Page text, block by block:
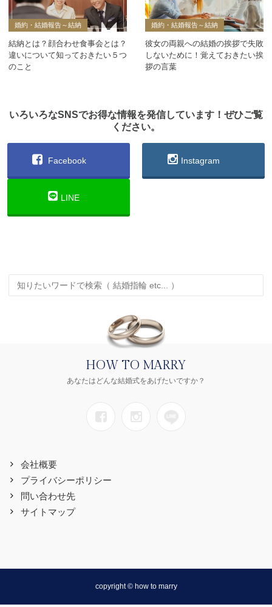
婚約・結婚報告～結納
結納とは？顔合わせ食事会とは？
違いについて知っておきたい５つ
のこと
婚約・結婚報告～結納
彼女の両親への結婚の挨拶で失敗
しないために！覚えておきたい挨
拶の言葉
いろいろなSNSでお得な情報を発信しています！ぜひご覧
ください。
Facebook Instagram
LINE
HOW TO MARRY
あなたはどんな結婚式をあげたいですか？
会社概要
プライバシーポリシー
問い合わせ先
サイトマップ
copyright © how to marry